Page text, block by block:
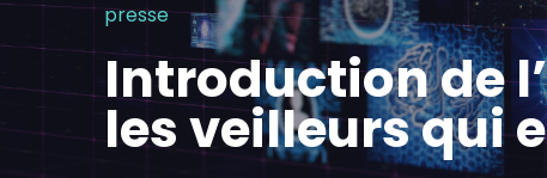
presse
Introduction de
les veilleurs qui